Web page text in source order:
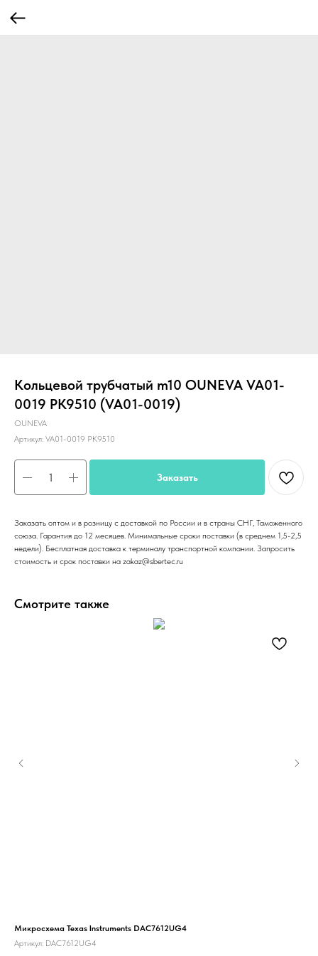
Кольцевой трубчатый m10 OUNEVA VA01-
0019 PK9510 (VA01-0019)
OUNEVA
Артикул: VA01-0019 PK9510
Заказать
Заказать оптом и в розницу с доставкой по России и в страны СНГ, Таможенного
союза. Гарантия до 12 месяцев. Минимальные сроки поставки (в среднем 1,5-2,5
недели). Бесплатная доставка к терминалу транспортной компании. Запросить
стоимость и срок поставки на zakaz@sbertec.ru
Смотрите также
Микросхема Texas Instruments DAC7612UG4
Артикул: DAC7612UG4